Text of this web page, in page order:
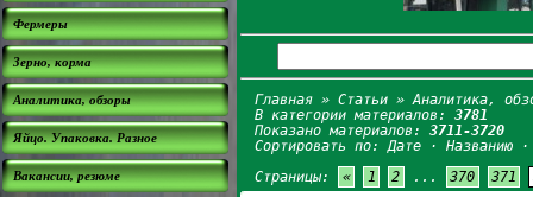
Фермеры
Зерно, корма
Аналитика, обзоры
Яйцо. Упаковка. Разное
Вакансии, резюме
Главная »Статьи » Аналитика,
В категории материалов:3781
Показано материалов:3711-3720
Сортировать по:Дате ·Названию
Страницы:
« 1 2 ... 370 371